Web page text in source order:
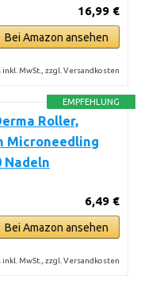
16,99 €
Bei Amazon ansehen
inkl. MwSt., zzgl. Versandkosten
EMPFEHLUNG
Roller,
Microneedling
Nadeln
6,49 €
Bei Amazon ansehen
inkl. MwSt., zzgl. Versandkosten